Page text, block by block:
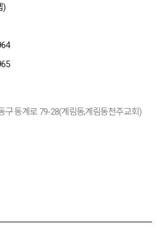
)
구 동계로 79-28(계림동,계림동천주교회)